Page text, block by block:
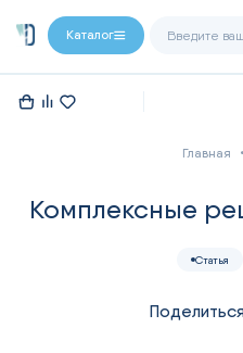
Каталог
Главная
Комплексные
Статья